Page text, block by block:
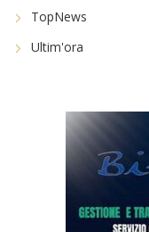
TopNews
Ultim'ora